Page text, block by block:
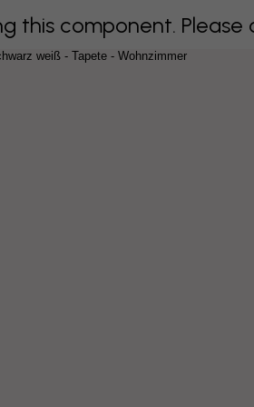
this component.